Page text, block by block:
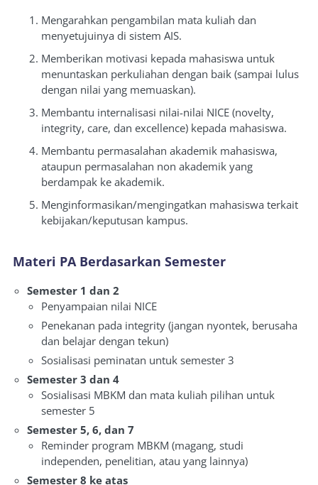
Mengarahkan pengambilan mata kuliah dan
menyetujuinya di sistem AIS.
Memberikan motivasi kepada mahasiswa untuk
menuntaskan perkuliahan dengan baik (sampai lulus
dengan nilai yang memuaskan).
Membantu internalisasi nilai-nilai NICE (novelty,
integrity, care, dan excellence) kepada mahasiswa.
Membantu permasalahan akademik mahasiswa,
ataupun permasalahan non akademik yang
berdampak ke akademik.
Menginformasikan/mengingatkan mahasiswa terkait
kebijakan/keputusan kampus.
Materi PA Berdasarkan Semester
Semester 1 dan 2
Penyampaian nilai NICE
Penekanan pada integrity (jangan nyontek, berusaha
dan belajar dengan tekun)
Sosialisasi peminatan untuk semester 3
Semester 3 dan 4
Sosialisasi MBKM dan mata kuliah pilihan untuk
semester 5
Semester 5, 6, dan 7
Reminder program MBKM (magang, studi
independen, penelitian, atau yang lainnya)
Semester 8 ke atas